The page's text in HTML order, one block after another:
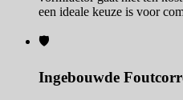
een ideale keuze is voor
🛡️
Ingebouwde